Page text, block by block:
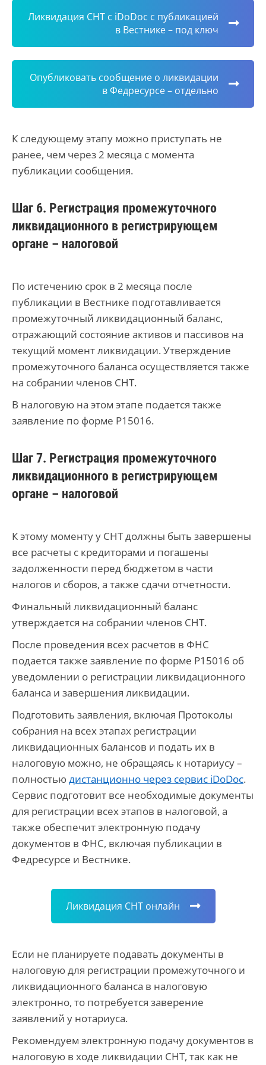
Ликвидация СНТ c iDoDoc с публикацией
в Вестнике – под ключ
Опубликовать сообщение о ликвидации
в Федресурсе – отдельно
К следующему этапу можно приступать не
ранее, чем через 2 месяца с момента
публикации сообщения.
Шаг 6. Регистрация промежуточного
ликвидационного в регистрирующем
органе – налоговой
По истечению срок в 2 месяца после
публикации в Вестнике подготавливается
промежуточный ликвидационный баланс,
отражающий состояние активов и пассивов на
текущий момент ликвидации. Утверждение
промежуточного баланса осуществляется также
на собрании членов СНТ.
В налоговую на этом этапе подается также
заявление по форме Р15016.
Шаг 7. Регистрация промежуточного
ликвидационного в регистрирующем
органе – налоговой
К этому моменту у СНТ должны быть завершены
все расчеты с кредиторами и погашены
задолженности перед бюджетом в части
налогов и сборов, а также сдачи отчетности.
Финальный ликвидационный баланс
утверждается на собрании членов СНТ.
После проведения всех расчетов в ФНС
подается также заявление по форме Р15016 об
уведомлении о регистрации ликвидационного
баланса и завершения ликвидации.
Подготовить заявления, включая Протоколы
собрания на всех этапах регистрации
ликвидационных балансов и подать их в
налоговую можно, не обращаясь к нотариусу –
полностьюдистанционно через сервис iDoDoc.
Сервис подготовит все необходимые документы
для регистрации всех этапов в налоговой, а
также обеспечит электронную подачу
документов в ФНС, включая публикации в
Федресурсе и Вестнике.
Ликвидация СНТ онлайн
Если не планируете подавать документы в
налоговую для регистрации промежуточного и
ликвидационного баланса в налоговую
электронно, то потребуется заверение
заявлений у нотариуса.
Рекомендуем электронную подачу документов в
налоговую в ходе ликвидации СНТ, так как не